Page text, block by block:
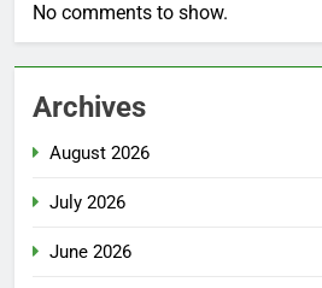
No comments to show.
Archives
August 2026
July 2026
June 2026